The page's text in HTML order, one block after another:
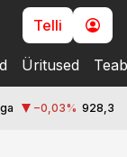
Telli
Üritused
−0,03% 928,3